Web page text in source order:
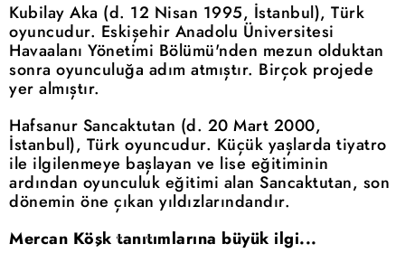
Kubilay Aka (d. 12 Nisan 1995, İstanbul), Türk
oyuncudur. Eskişehir Anadolu Üniversitesi
Havaalanı Yönetimi Bölümü'nden mezun olduktan
sonra oyunculuğa adım atmıştır. Birçok projede
yer almıştır.
Hafsanur Sancaktutan (d. 20 Mart 2000,
İstanbul), Türk oyuncudur. Küçük yaşlarda tiyatro
ile ilgilenmeye başlayan ve lise eğitiminin
ardından oyunculuk eğitimi alan Sancaktutan, son
dönemin öne çıkan yıldızlarındandır.
Mercan Köşk tanıtımlarına büyük ilgi...